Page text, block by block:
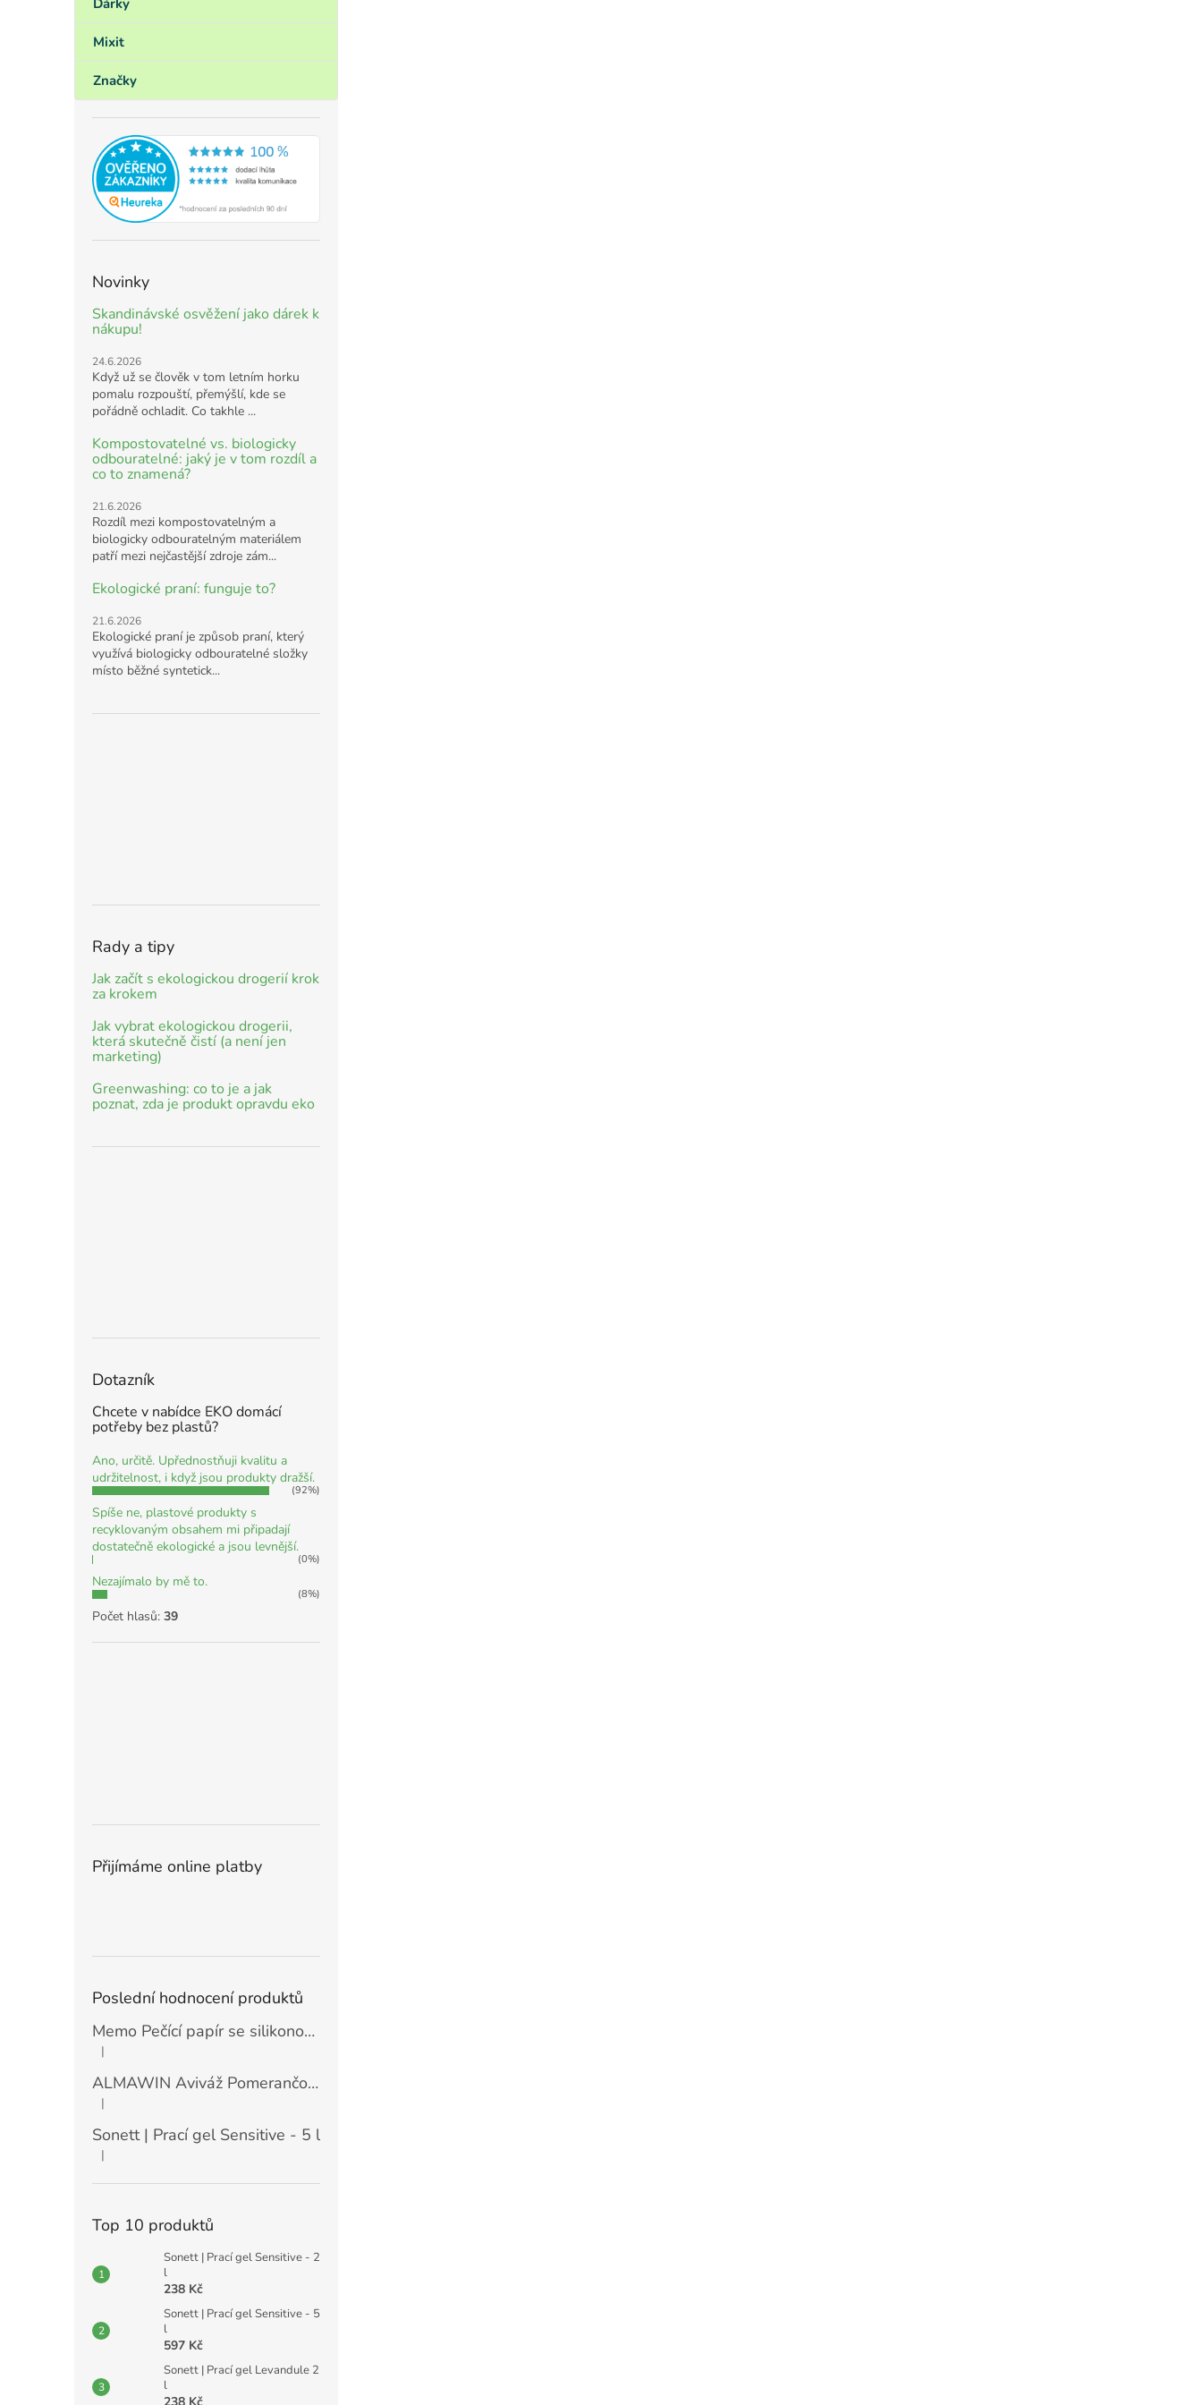
Dárky
Mixit
Značky
Novinky
Skandinávské osvěžení jako dárek k
nákupu!
24.6.2026
Když už se člověk v tom letním horku
pomalu rozpouští, přemýšlí, kde se
pořádně ochladit. Co takhle ...
Kompostovatelné vs. biologicky
odbouratelné: jaký je v tom rozdíl a
co to znamená?
21.6.2026
Rozdíl mezi kompostovatelným a
biologicky odbouratelným materiálem
patří mezi nejčastější zdroje zám...
Ekologické praní: funguje to?
21.6.2026
Ekologické praní je způsob praní, který
využívá biologicky odbouratelné složky
místo běžné syntetick...
Rady a tipy
Jak začít s ekologickou drogerií krok
za krokem
Jak vybrat ekologickou drogerii,
která skutečně čistí (a není jen
marketing)
Greenwashing: co to je a jak
poznat, zda je produkt opravdu eko
Dotazník
Chcete v nabídce EKO domácí
potřeby bez plastů?
Ano, určitě. Upřednostňuji kvalitu a
udržitelnost, i když jsou produkty dražší.
(92%)
Spíše ne, plastové produkty s
recyklovaným obsahem mi připadají
dostatečně ekologické a jsou levnější.
(0%)
Nezajímalo by mě to.
(8%)
Počet hlasů: 39
Přijímáme online platby
Poslední hodnocení produktů
Memo Pečící papír se silikonovou vrstvou (30 ks)
Hodnocení produktu je 5 z 5 hvězdiček.
|
ALMAWIN Aviváž Pomerančový květ 750 ml
Hodnocení produktu je 5 z 5 hvězdiček.
|
Sonett | Prací gel Sensitive - 5 l
Hodnocení produktu je 5 z 5 hvězdiček.
|
Top 10 produktů
Sonett | Prací gel Sensitive - 2
l
238 Kč
Sonett | Prací gel Sensitive - 5
l
597 Kč
Sonett | Prací gel Levandule 2
l